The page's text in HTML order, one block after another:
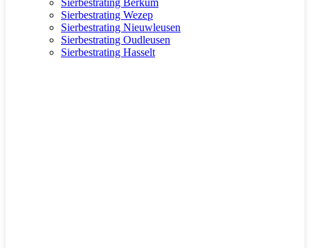
Sierbestrating Wezep
Sierbestrating Nieuwleusen
Sierbestrating Oudleusen
Sierbestrating Hasselt